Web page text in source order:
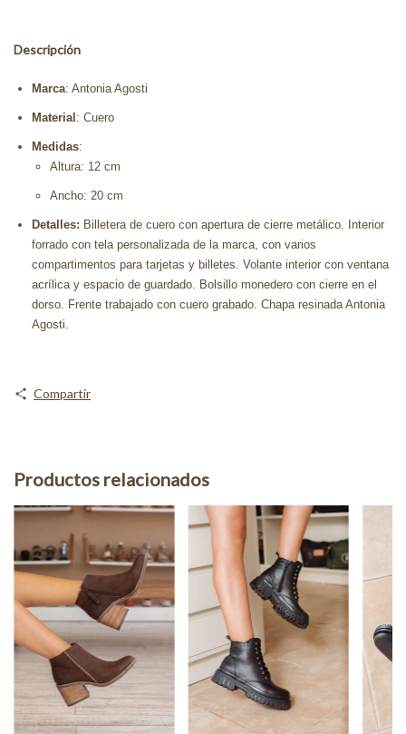
Descripción
Marca: Antonia Agosti
Material : Cuero
Medidas:
Altura: 12 cm
Ancho: 20 cm
Detalles: Billetera de cuero con apertura de cierre metálico. Interior
forrado con tela personalizada de la marca, con varios
compartimentos para tarjetas y billetes. Volante interior con ventana
acrílica y espacio de guardado. Bolsillo monedero con cierre en el
dorso. Frente trabajado con cuero grabado. Chapa resinada Antonia
Agosti.
Compartir
Productos relacionados